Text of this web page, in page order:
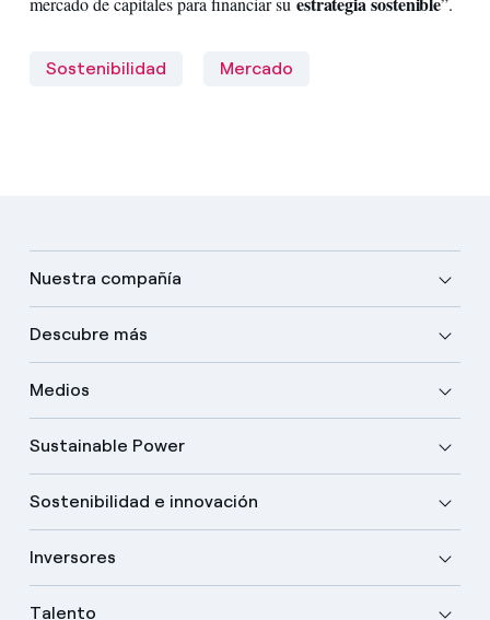
Sostenibilidad Mercado
Nuestra compañía
Descubre más
Medios
Sustainable Power
Sostenibilidad e innovación
Inversores
Talento